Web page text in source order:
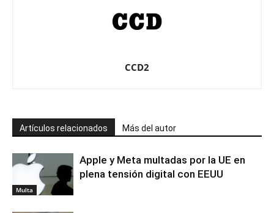
CCD2
Artículos relacionados Más del autor
Multa
Apple y Meta multadas por la UE en
plena tensión digital con EEUU